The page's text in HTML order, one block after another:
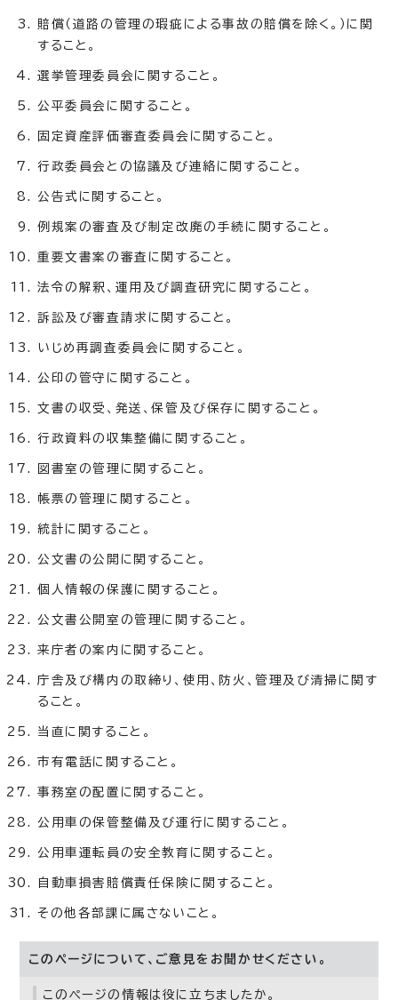
賠償（道路の管理の瑕疵による事故の賠償を除く。）に関
すること。
選挙管理委員会に関すること。
公平委員会に関すること。
固定資産評価審査委員会に関すること。
行政委員会との協議及び連絡に関すること。
公告式に関すること。
例規案の審査及び制定改廃の手続に関すること。
重要文書案の審査に関すること。
法令の解釈、運用及び調査研究に関すること。
訴訟及び審査請求に関すること。
いじめ再調査委員会に関すること。
公印の管守に関すること。
文書の収受、発送、保管及び保存に関すること。
行政資料の収集整備に関すること。
図書室の管理に関すること。
帳票の管理に関すること。
統計に関すること。
公文書の公開に関すること。
個人情報の保護に関すること。
公文書公開室の管理に関すること。
来庁者の案内に関すること。
庁舎及び構内の取締り、使用、防火、管理及び清掃に関す
ること。
当直に関すること。
市有電話に関すること。
事務室の配置に関すること。
公用車の保管整備及び運行に関すること。
公用車運転員の安全教育に関すること。
自動車損害賠償責任保険に関すること。
その他各部課に属さないこと。
このページについて、ご意見をお聞かせください。
このページの情報は役に立ちましたか。